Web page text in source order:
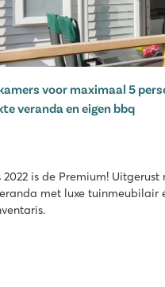
voor maximaal 5
veranda en eigen bbq
2022 is de Premium! Uitgerust
met luxe tuinmeubilair